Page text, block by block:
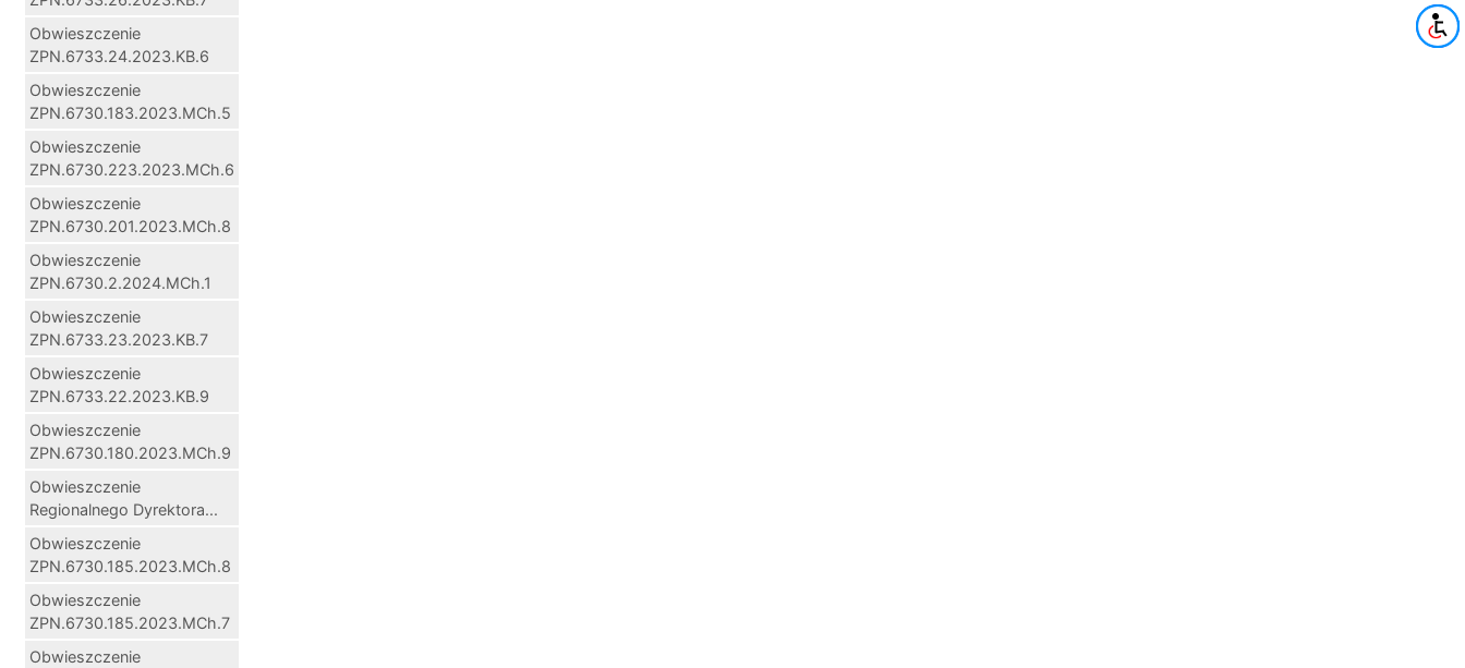
Obwieszczenie
ZPN.6733.24.2023.KB.6
Obwieszczenie
ZPN.6730.183.2023.MCh.5
Obwieszczenie
ZPN.6730.223.2023.MCh.6
Obwieszczenie
ZPN.6730.201.2023.MCh.8
Obwieszczenie
ZPN.6730.2.2024.MCh.1
Obwieszczenie
ZPN.6733.23.2023.KB.7
Obwieszczenie
ZPN.6733.22.2023.KB.9
Obwieszczenie
ZPN.6730.180.2023.MCh.9
Obwieszczenie
Regionalnego Dyrektora...
Obwieszczenie
ZPN.6730.185.2023.MCh.8
Obwieszczenie
ZPN.6730.185.2023.MCh.7
Obwieszczenie